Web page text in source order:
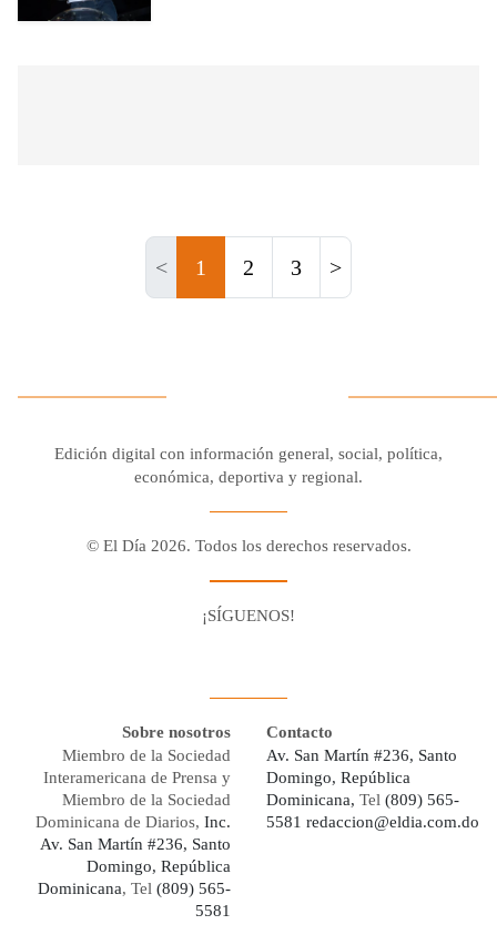
< 1 2 3 >
Edición digital con información general, social, política,
económica, deportiva y regional.
© El Día 2026. Todos los derechos reservados.
¡SÍGUENOS!
Sobre nosotros
Miembro de la Sociedad
Interamericana de Prensa y
Miembro de la Sociedad
Dominicana de Diarios, Inc.
Av. San Martín #236, Santo
Domingo, República
Dominicana, Tel (809) 565-
5581
Contacto
Av. San Martín #236, Santo
Domingo, República
Dominicana, Tel (809) 565-
5581 redaccion@eldia.com.do